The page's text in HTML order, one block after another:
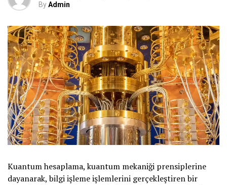
ByAdmin
Kuantum hesaplama, kuantum mekaniği prensiplerine
dayanarak, bilgi işleme işlemlerini gerçekleştiren bir